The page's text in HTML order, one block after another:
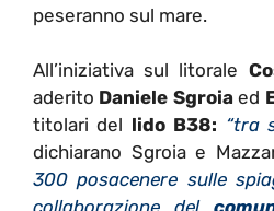
peseranno sul mare.
All’iniziativa sul litorale
aderito Daniele Sgroiaed
titolari del lido B38: “tra
dichiarano Sgroia e
300 posacenere sulle